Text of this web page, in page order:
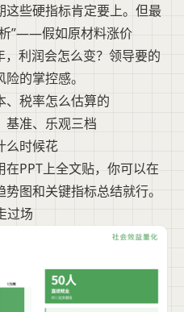
些硬指标肯定要上。但最
”——假如原材料涨价
利润会怎么变？领导要的
的掌控感。
、税率怎么估算的
基准、乐观三档
么时候花
PPT上全文贴，你可以在
图和关键指标总结就行。
过场